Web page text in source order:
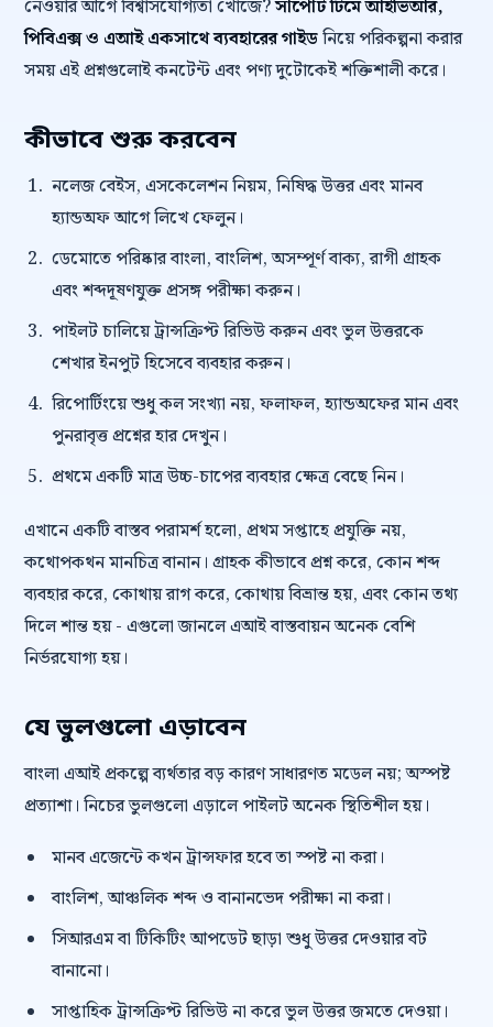
নেওয়ার আগে বিশ্বাসযোগ্যতা খোঁজে?সাপোর্ট টিমে আইভিআর,
পিবিএক্স ও এআই একসাথে ব্যবহারের গাইডনিয়ে পরিকল্পনা করার
সময় এই প্রশ্নগুলোই কনটেন্ট এবং পণ্য দুটোকেই শক্তিশালী করে।
কীভাবে শুরু করবেন
নলেজ বেইস, এসকেলেশন নিয়ম, নিষিদ্ধ উত্তর এবং মানব
হ্যান্ডঅফ আগে লিখে ফেলুন।
ডেমোতে পরিষ্কার বাংলা, বাংলিশ, অসম্পূর্ণ বাক্য, রাগী গ্রাহক
এবং শব্দদূষণযুক্ত প্রসঙ্গ পরীক্ষা করুন।
পাইলট চালিয়ে ট্রান্সক্রিপ্ট রিভিউ করুন এবং ভুল উত্তরকে
শেখার ইনপুট হিসেবে ব্যবহার করুন।
রিপোর্টিংয়ে শুধু কল সংখ্যা নয়, ফলাফল, হ্যান্ডঅফের মান এবং
পুনরাবৃত্ত প্রশ্নের হার দেখুন।
প্রথমে একটি মাত্র উচ্চ-চাপের ব্যবহার ক্ষেত্র বেছে নিন।
এখানে একটি বাস্তব পরামর্শ হলো, প্রথম সপ্তাহে প্রযুক্তি নয়,
কথোপকথন মানচিত্র বানান। গ্রাহক কীভাবে প্রশ্ন করে, কোন শব্দ
ব্যবহার করে, কোথায় রাগ করে, কোথায় বিভ্রান্ত হয়, এবং কোন তথ্য
দিলে শান্ত হয় - এগুলো জানলে এআই বাস্তবায়ন অনেক বেশি
নির্ভরযোগ্য হয়।
যে ভুলগুলো এড়াবেন
বাংলা এআই প্রকল্পে ব্যর্থতার বড় কারণ সাধারণত মডেল নয়; অস্পষ্ট
প্রত্যাশা। নিচের ভুলগুলো এড়ালে পাইলট অনেক স্থিতিশীল হয়।
মানব এজেন্টে কখন ট্রান্সফার হবে তা স্পষ্ট না করা।
বাংলিশ, আঞ্চলিক শব্দ ও বানানভেদ পরীক্ষা না করা।
সিআরএম বা টিকিটিং আপডেট ছাড়া শুধু উত্তর দেওয়ার বট
বানানো।
সাপ্তাহিক ট্রান্সক্রিপ্ট রিভিউ না করে ভুল উত্তর জমতে দেওয়া।